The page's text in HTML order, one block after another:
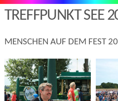
TREFFPUNKT SEE
MENSCHEN AUF DEM FEST